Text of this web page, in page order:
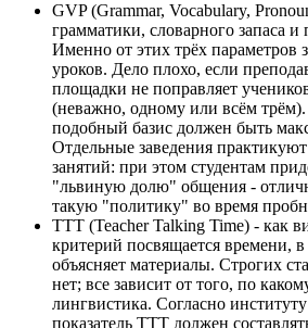
GVP (Grammar, Vocabulary,
грамматики, словарного запаса
Именно от этих трёх параметров
уроков. Дело плохо, если
площадки не поправляет
(неважно, одному или всём
подобный базис должен быть
Отдельные заведения
занятий: при этом студентам
"львиную долю" общения -
такую "политику" во время
TTT (Teacher Talking Time) - как
критерий посвящается времени, в
объясняет материалы. Строгих
нет; все зависит от того, по
лингвистика. Согласно
показатель TTT должен